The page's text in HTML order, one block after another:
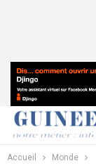
Accueil Monde